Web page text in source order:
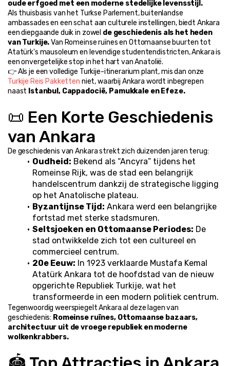
oude erfgoed met een moderne stedelijke levensstijl.
Als thuisbasis van het Turkse Parlement, buitenlandse
ambassades en een schat aan culturele instellingen, biedt Ankara
een diepgaande duik in zowel de geschiedenis als het heden
van Turkije. Van Romeinse ruïnes en Ottomaanse buurten tot
Atatürk's mausoleum en levendige studentendistricten, Ankara is
een onvergetelijke stop in het hart van Anatolië.
Turkije Reis Pakketten niet, waarbij Ankara wordt inbegrepen
naast Istanbul, Cappadocië, Pamukkale en Efeze.
📜 Een Korte Geschiedenis
van Ankara
De geschiedenis van Ankara strekt zich duizenden jaren terug:
Oudheid: Bekend als “Ancyra” tijdens het
Romeinse Rijk, was de stad een belangrijk
handelscentrum dankzij de strategische ligging
op het Anatolische plateau.
Byzantijnse Tijd: Ankara werd een belangrijke
fortstad met sterke stadsmuren.
Seltsjoeken en Ottomaanse Periodes: De
stad ontwikkelde zich tot een cultureel en
commercieel centrum.
20e Eeuw: In 1923 verklaarde Mustafa Kemal
Atatürk Ankara tot de hoofdstad van de nieuw
opgerichte Republiek Turkije, wat het
transformeerde in een modern politiek centrum.
Tegenwoordig weerspiegelt Ankara al deze lagen van
geschiedenis: Romeinse ruïnes, Ottomaanse bazaars,
architectuur uit de vroege republiek en moderne
wolkenkrabbers.